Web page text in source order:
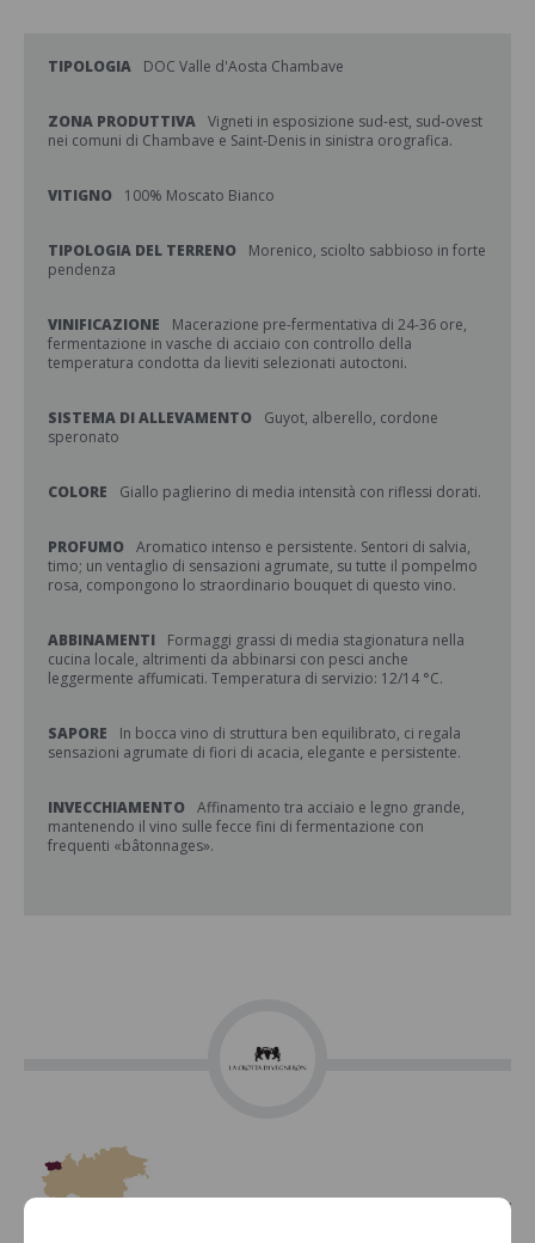
TIPOLOGIA DOC Valle d'Aosta Chambave
ZONA PRODUTTIVA Vigneti in esposizione sud-est, sud-ovest
nei comuni di Chambave e Saint-Denis in sinistra orografica.
VITIGNO 100% Moscato Bianco
TIPOLOGIA DEL TERRENO
Morenico, sciolto sabbioso in forte
pendenza
VINIFICAZIONE
Macerazione pre-fermentativa di 24-36 ore,
fermentazione in vasche di acciaio con controllo della
temperatura condotta da lieviti selezionati autoctoni.
SISTEMA DI ALLEVAMENTO
Guyot, alberello, cordone
speronato
COLORE Giallo paglierino di media intensità con riflessi dorati.
PROFUMO Aromatico intenso e persistente. Sentori di salvia,
timo; un ventaglio di sensazioni agrumate, su tutte il pompelmo
rosa, compongono lo straordinario bouquet di questo vino.
ABBINAMENTI
Formaggi grassi di media stagionatura nella
cucina locale, altrimenti da abbinarsi con pesci anche
leggermente affumicati. Temperatura di servizio: 12/14 °C.
SAPORE
In bocca vino di struttura ben equilibrato, ci regala
sensazioni agrumate di fiori di acacia, elegante e persistente.
INVECCHIAMENTO Affinamento tra acciaio e legno grande,
mantenendo il vino sulle fecce fini di fermentazione con
frequenti «bâtonnages».